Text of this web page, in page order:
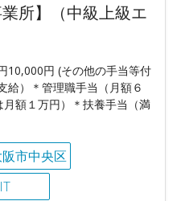
所】（中級上級エ
10,000円 (その他の手当等付
給）＊管理職手当（月額６
額１万円）＊扶養手当（満
市中央区
IT